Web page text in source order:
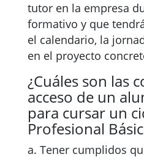
tutor en la empresa
formativo y que
el calendario, la
en el proyecto
¿Cuáles son las
acceso de un
para cursar un
Profesional
a. Tener cumplidos